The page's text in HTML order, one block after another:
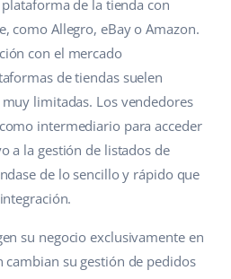
de la tienda con
como Allegro, eBay o Amazon.
con el mercado
de tiendas suelen
limitadas. Los vendedores
intermediario para acceder
a la gestión de listados de
de lo sencillo y rápido que
su negocio exclusivamente en
su gestión de pedidos